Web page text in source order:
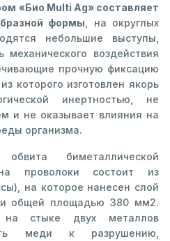
«Био Multi Ag» составляет
формы , на округлых
небольшие выступы,
воздействия
прочную фиксацию
которого изготовлен якорь
инертностью, не
и не оказывает влияния на
организма.
биметаллической
проволоки состоит из
на которое нанесен слой
и общей площадью 380 мм2.
на стыке двух металлов
меди к разрушению,